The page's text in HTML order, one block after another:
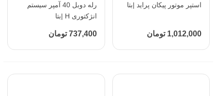
استپر موتور پیکان پراید |بتا
1,012,000 تومان
رله دوبل 40 آمپر سیستم
انژکتوری H |بتا
737,400 تومان